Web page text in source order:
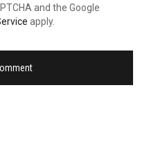
and the Google
apply.